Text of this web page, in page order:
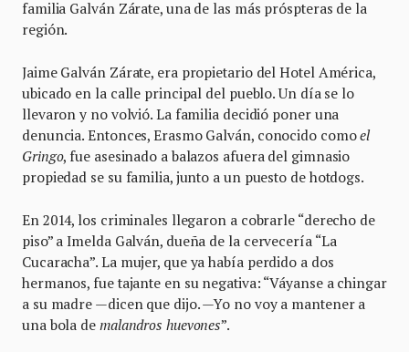
familia Galván Zárate, una de las más próspteras de la
región.
Jaime Galván Zárate, era propietario del Hotel América,
ubicado en la calle principal del pueblo. Un día se lo
llevaron y no volvió. La familia decidió poner una
denuncia. Entonces, Erasmo Galván, conocido comoel
Gringo, fue asesinado a balazos afuera del gimnasio
propiedad se su familia, junto a un puesto de hotdogs.
En 2014, los criminales llegaron a cobrarle “derecho de
piso” a Imelda Galván, dueña de la cervecería “La
Cucaracha”. La mujer, que ya había perdido a dos
hermanos, fue tajante en su negativa: “Váyanse a chingar
a su madre —dicen que dijo. —Yo no voy a mantener a
una bola de malandros huevones”.